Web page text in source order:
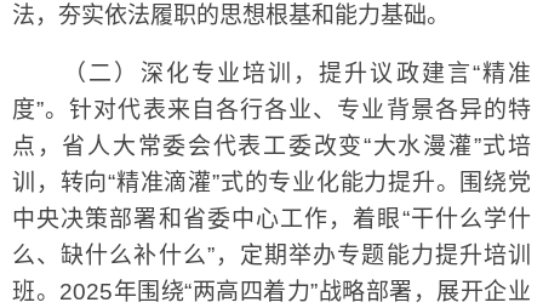
法，夯实依法履职的思想根基和能力基础。
（二）深化专业培训，提升议政建言“精准
度”。针对代表来自各行各业、专业背景各异的特
点，省人大常委会代表工委改变“大水漫灌”式培
训，转向“精准滴灌”式的专业化能力提升。围绕党
中央决策部署和省委中心工作，着眼“干什么学什
么、缺什么补什么”，定期举办专题能力提升培训
班。2025年围绕“两高四着力”战略部署，展开企业